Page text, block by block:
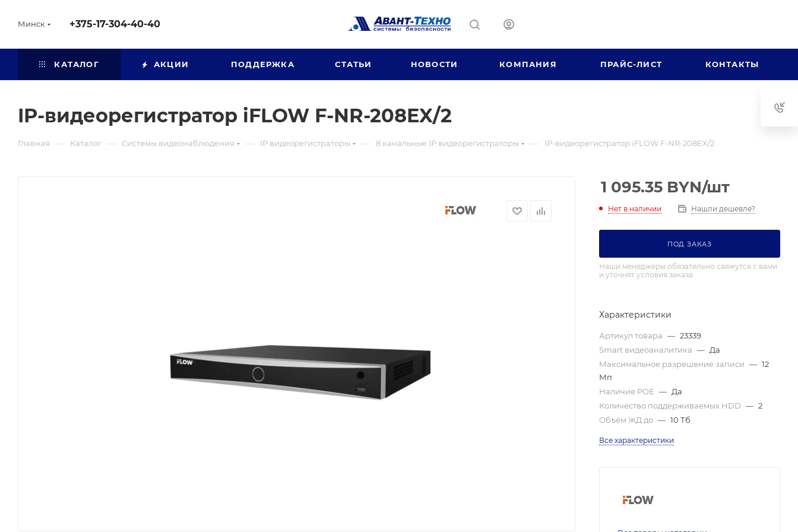
Минск +375-17-304-40-40
КАТАЛОГ АКЦИИ ПОДДЕРЖКА СТАТЬИ НОВОСТИ КОМПАНИЯ ПРАЙС-ЛИСТ КОНТАКТЫ
IP-видеорегистратор iFLOW F-NR-208EX/2
Главная — Каталог — Системы видеонаблюдения — IP видеорегистраторы — 8 канальные IP видеорегистраторы — IP-видеорегистратор iFLOW F-NR-208EX/2
1 095.35 BYN/шт
Нет в наличии Нашли дешевле?
ПОД ЗАКАЗ
Наши менеджеры обязательно свяжутся с вами
и уточнят условия заказа
Характеристики
Артикул товара — 23339
Smart видеоаналитика — Да
Максимальное разрешение записи — 12
Мп
Наличие POE — Да
Количество поддерживаемых HDD — 2
Объём ЖД до — 10 Тб
Все характеристики